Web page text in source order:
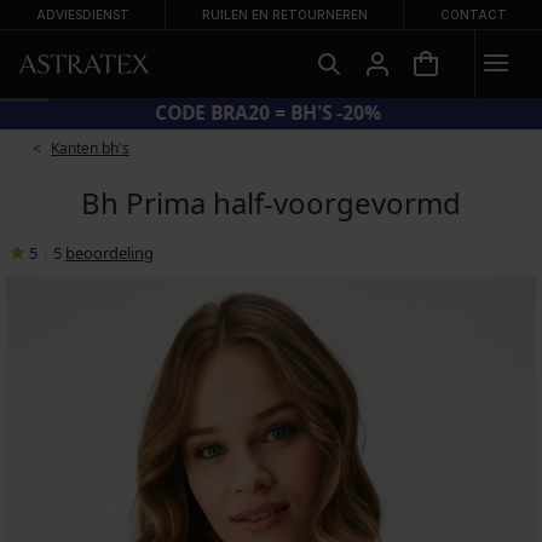
ADVIESDIENST RUILEN EN RETOURNEREN CONTACT
CODE BRA20 = BH'S -20%
Kanten bh's
Bh Prima half-voorgevormd
5 5 beoordeling